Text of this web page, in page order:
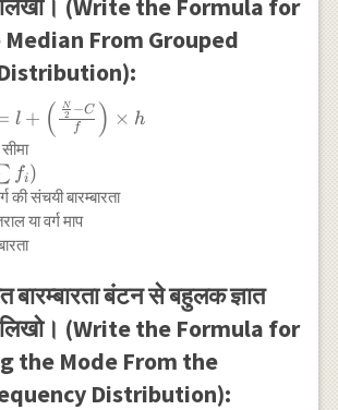
(Write the Formula for
From Grouped
\times h
l + ( f
2
N −C ) × h
fi)
की संचयी बारम्बारता
या वर्ग माप
बारम्बारता बंटन से बहुलक ज्ञात
(Write the Formula for
the Mode From the
Distribution):